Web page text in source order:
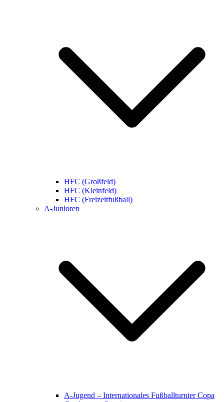
HFC (Großfeld)
HFC (Kleinfeld)
HFC (Freizeitfußball)
A-Junioren
A-Jugend – Internationales Fußballturnier Copa